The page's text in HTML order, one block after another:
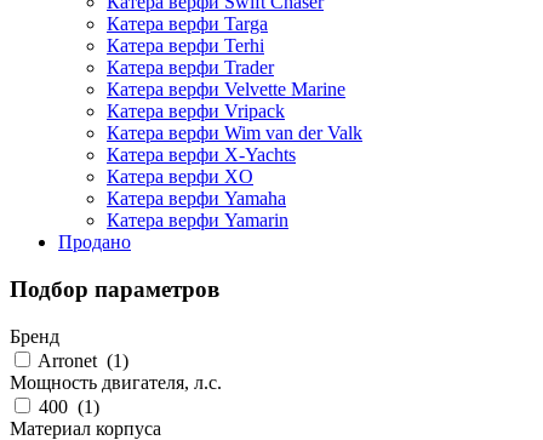
Катера верфи Targa
Катера верфи Terhi
Катера верфи Trader
Катера верфи Velvette Marine
Катера верфи Vripack
Катера верфи Wim van der Valk
Катера верфи X-Yachts
Катера верфи XO
Катера верфи Yamaha
Катера верфи Yamarin
Продано
Подбор параметров
Бренд
Arronet (1)
Мощность двигателя, л.с.
400 (1)
Материал корпуса